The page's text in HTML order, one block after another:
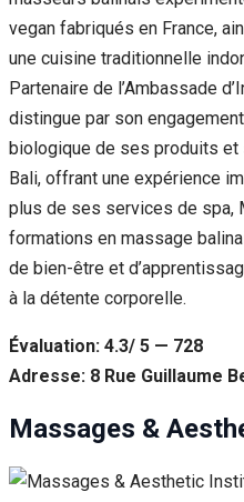
vegan fabriqués en France,
une cuisine traditionnelle
Partenaire de l’Ambassade
distingue par son
biologique de ses produits
Bali, offrant une expérience
plus de ses services de spa,
formations en massage
de bien-être et
à la détente corporelle.
Évaluation: 4.3/ 5 — 728
Adresse: 8 Rue Guillaume
Massages &